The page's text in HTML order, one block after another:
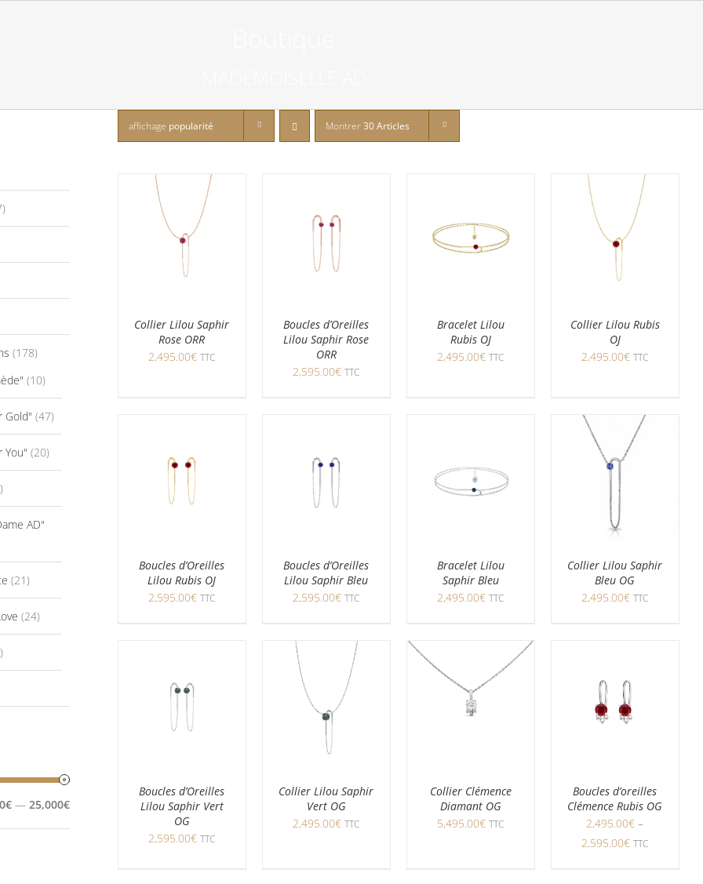
affichage popularité Montrer30 Articles
Collier Lilou Saphir
Rose ORR
2,495.00€ TTC
Boucles d’Oreilles
Lilou Saphir Rose
ORR
2,595.00€ TTC
Bracelet Lilou
Rubis OJ
2,495.00€ TTC
Collier Lilou Rubis
OJ
2,495.00€ TTC
Boucles d’Oreilles
Lilou Rubis OJ
2,595.00€ TTC
Boucles d’Oreilles
Lilou Saphir Bleu
2,595.00€ TTC
Bracelet Lilou
Saphir Bleu
2,495.00€ TTC
Collier Lilou Saphir
Bleu OG
2,495.00€ TTC
Boucles d’Oreilles
Lilou Saphir Vert
OG
2,595.00€ TTC
Collier Lilou Saphir
Vert OG
2,495.00€ TTC
Collier Clémence
Diamant OG
5,495.00€ TTC
Boucles d’oreilles
Clémence Rubis OG
2,495.00€ –
2,595.00€ TTC
(178)
(10)
Gold" (47)
You" (20)
AD"
(21)
(24)
Prix
Prix
— 25,000€